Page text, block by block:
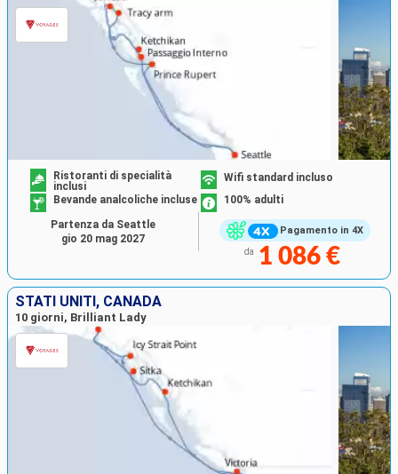
Pagamento in 4X
Ristoranti di specialità
inclusi
Wifi standard incluso
Bevande analcoliche incluse
100% adulti
da 1 086 €
Partenza da Seattle
gio 20 mag 2027
STATI UNITI, CANADA
10 giorni, Brilliant Lady